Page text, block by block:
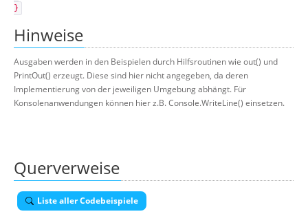
}
Hinweise
Ausgaben werden in den Beispielen durch Hilfsroutinen wie out() und
PrintOut() erzeugt. Diese sind hier nicht angegeben, da deren
Implementierung von der jeweiligen Umgebung abhängt. Für
Konsolenanwendungen können hier z.B. Console.WriteLine() einsetzen.
Querverweise
Liste aller Codebeispiele